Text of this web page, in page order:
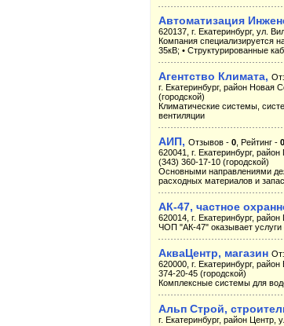
Автоматизация
620137, г. Екатеринбург, ул.
Компания специализируется
35кВ; • Структурированные
Агентство Климата,
г. Екатеринбург, район Новая
(городской)
Климатические системы,
вентиляции
АИП, Отзывов - 0 , Рейтинг - 0
620041, г. Екатеринбург,
(343) 360-17-10 (городской)
Основными направлениями
расходных материалов и
АК-47, частное
620014, г. Екатеринбург,
ЧОП "АК-47" оказывает услуги
АкваЦентр, магазин
620000, г. Екатеринбург,
374-20-45 (городской)
Комплексные системы для
Альп Строй,
г. Екатеринбург, район